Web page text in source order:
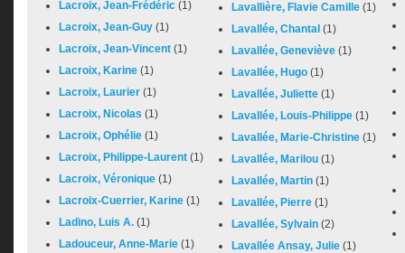
Lacroix, Jean-Frédéric (1)
Lacroix, Jean-Guy (1)
Lacroix, Jean-Vincent (1)
Lacroix, Karine (1)
Lacroix, Laurier (1)
Lacroix, Nicolas (1)
Lacroix, Ophélie (1)
Lacroix, Philippe-Laurent (1)
Lacroix, Véronique (1)
Lacroix-Cuerrier, Karine (1)
Ladino, Luis A. (1)
Ladouceur, Anne-Marie (1)
Lavallière, Flavie Camille (1)
Lavallée, Chantal (1)
Lavallée, Geneviève (1)
Lavallée, Hugo (1)
Lavallée, Juliette (1)
Lavallée, Louis-Philippe (1)
Lavallée, Marie-Christine (1)
Lavallée, Marilou (1)
Lavallée, Martin (1)
Lavallée, Pierre (1)
Lavallée, Sylvain (2)
Lavallée Ansay, Julie (1)